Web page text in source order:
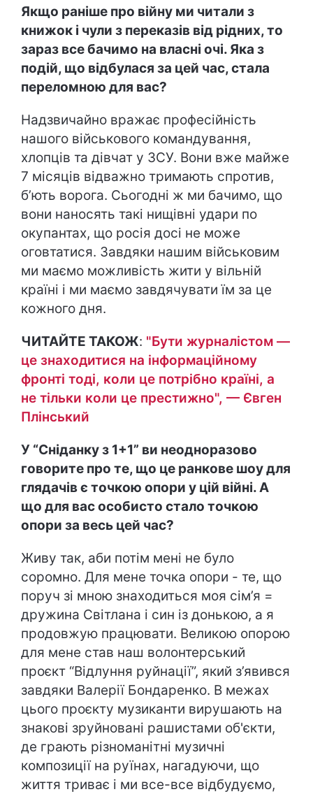
Якщо раніше про війну ми читали з
книжок і чули з переказів від рідних, то
зараз все бачимо на власні очі. Яка з
подій, що відбулася за цей час, стала
переломною для вас?
Надзвичайно вражає професійність
нашого військового командування,
хлопців та дівчат у ЗСУ. Вони вже майже
7 місяців відважно тримають спротив,
б’ють ворога. Сьогодні ж ми бачимо, що
вони наносять такі нищівні удари по
окупантах, що росія досі не може
оговтатися. Завдяки нашим військовим
ми маємо можливість жити у вільній
країні і ми маємо завдячувати їм за це
кожного дня.
ЧИТАЙТЕ ТАКОЖ: "Бути журналістом —
це знаходитися на інформаційному
фронті тоді, коли це потрібно країні, а
не тільки коли це престижно", — Євген
Плінський
У “Сніданку з 1+1” ви неодноразово
говорите про те, що це ранкове шоу для
глядачів є точкою опори у цій війні. А
що для вас особисто стало точкою
опори за весь цей час?
Живу так, аби потім мені не було
соромно. Для мене точка опори - те, що
поруч зі мною знаходиться моя сім’я =
дружина Світлана і син із донькою, а я
продовжую працювати. Великою опорою
для мене став наш волонтерський
проєкт “Відлуння руйнації”, який з’явився
завдяки Валерії Бондаренко. В межах
цього проєкту музиканти вирушають на
знакові зруйновані рашистами об'єкти,
де грають різноманітні музичні
композиції на руїнах, нагадуючи, що
життя триває і ми все-все відбудуємо,